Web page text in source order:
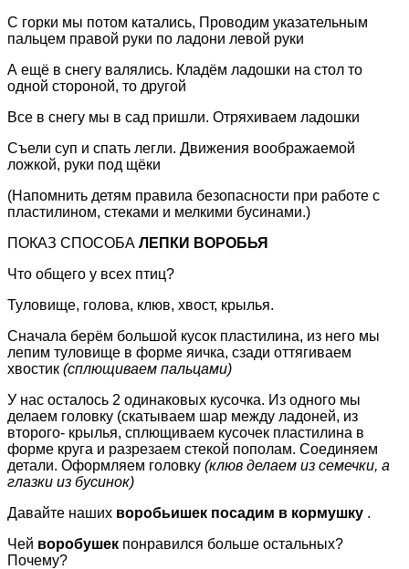
С горки мы потом катались, Проводим указательным
пальцем правой руки по ладони левой руки
А ещё в снегу валялись. Кладём ладошки на стол то
одной стороной, то другой
Все в снегу мы в сад пришли. Отряхиваем ладошки
Съели суп и спать легли. Движения воображаемой
ложкой, руки под щёки
(Напомнить детям правила безопасности при работе с
пластилином, стеками и мелкими бусинами.)
ПОКАЗ СПОСОБА ЛЕПКИ ВОРОБЬЯ
Что общего у всех птиц?
Туловище, голова, клюв, хвост, крылья.
Сначала берём большой кусок пластилина, из него мы
лепим туловище в форме яичка, сзади оттягиваем
хвостик (сплющиваем пальцами)
У нас осталось 2 одинаковых кусочка. Из одного мы
делаем головку (скатываем шар между ладоней, из
второго- крылья, сплющиваем кусочек пластилина в
форме круга и разрезаем стекой пополам. Соединяем
детали. Оформляем головку (клюв делаем из семечки, а
глазки из бусинок)
Давайте наших воробьишек посадим в кормушку .
Чей воробушек понравился больше остальных?
Почему?